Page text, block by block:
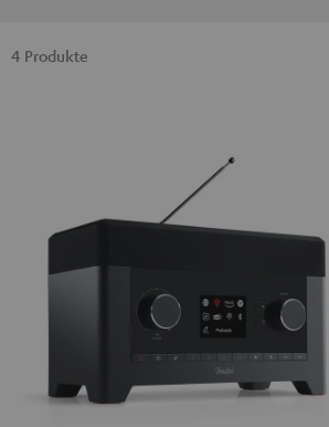
4 Produkte